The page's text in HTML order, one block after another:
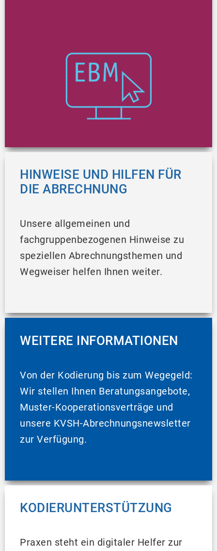
HINWEISE UND HILFEN FÜR
DIE ABRECHNUNG
Unsere allgemeinen und
fachgruppenbezogenen Hinweise zu
speziellen Abrechnungsthemen und
Wegweiser helfen Ihnen weiter.
WEITERE INFORMATIONEN
Von der Kodierung bis zum Wegegeld:
Wir stellen Ihnen Beratungsangebote,
Muster-Kooperationsverträge und
unsere KVSH-Abrechnungsnewsletter
zur Verfügung.
KODIERUNTERSTÜTZUNG
Praxen steht ein digitaler Helfer zur